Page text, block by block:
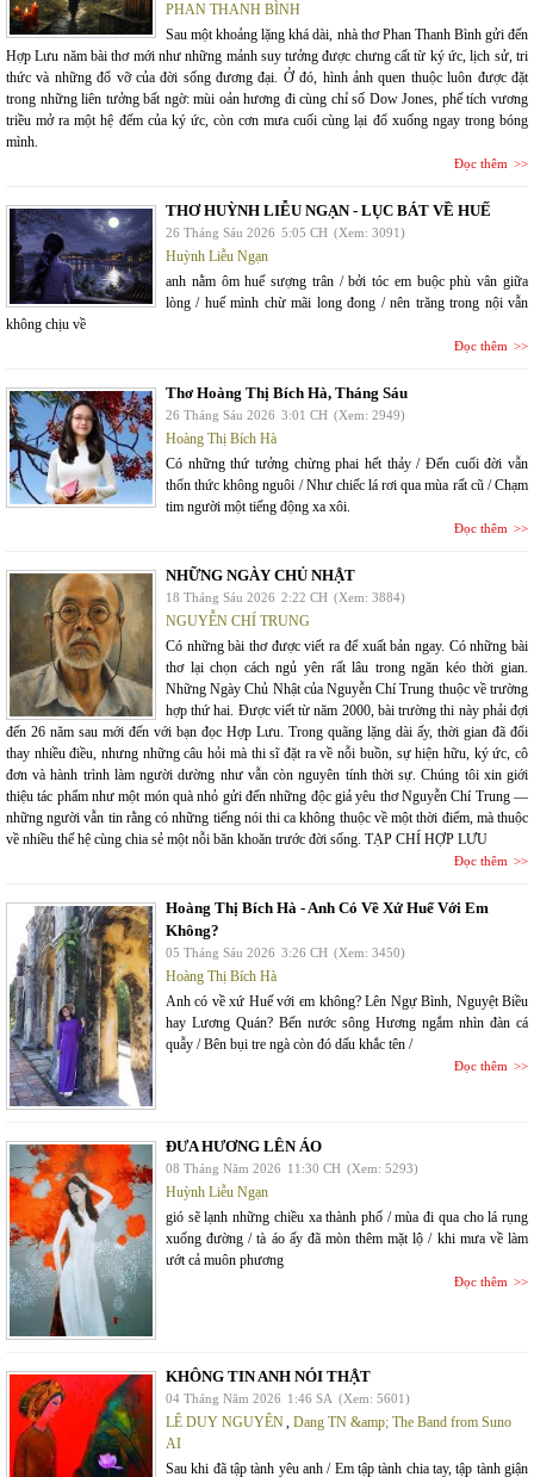
PHAN THANH BÌNH
Sau một khoảng lặng khá dài, nhà thơ Phan Thanh Bình gửi đến
Hợp Lưu năm bài thơ mới như những mảnh suy tưởng được chưng cất từ ký ức, lịch sử, tri
thức và những đổ vỡ của đời sống đương đại. Ở đó, hình ảnh quen thuộc luôn được đặt
trong những liên tưởng bất ngờ: mùi oản hương đi cùng chỉ số Dow Jones, phế tích vương
triều mở ra một hệ đếm của ký ức, còn cơn mưa cuối cùng lại đổ xuống ngay trong bóng
mình.
Đọc thêm
THƠ HUỲNH LIỄU NGẠN - LỤC BÁT VỀ HUẾ
26 Tháng Sáu 2026 5:05 CH (Xem: 3091)
Huỳnh Liễu Ngạn
anh nằm ôm huế sượng trân / bởi tóc em buộc phù vân giữa
lòng / huế mình chừ mãi long đong / nên trăng trong nội vẫn
không chịu về
Đọc thêm
Thơ Hoàng Thị Bích Hà, Tháng Sáu
26 Tháng Sáu 2026 3:01 CH (Xem: 2949)
Hoàng Thị Bích Hà
Có những thứ tưởng chừng phai hết thảy / Đến cuối đời vẫn
thổn thức không nguôi / Như chiếc lá rơi qua mùa rất cũ / Chạm
tim người một tiếng động xa xôi.
Đọc thêm
NHỮNG NGÀY CHỦ NHẬT
18 Tháng Sáu 2026 2:22 CH (Xem: 3884)
NGUYỄN CHÍ TRUNG
Có những bài thơ được viết ra để xuất bản ngay. Có những bài
thơ lại chọn cách ngủ yên rất lâu trong ngăn kéo thời gian.
Những Ngày Chủ Nhật của Nguyễn Chí Trung thuộc về trường
hợp thứ hai. Được viết từ năm 2000, bài trường thi này phải đợi
đến 26 năm sau mới đến với bạn đọc Hợp Lưu. Trong quãng lặng dài ấy, thời gian đã đổi
thay nhiều điều, nhưng những câu hỏi mà thi sĩ đặt ra về nỗi buồn, sự hiện hữu, ký ức, cô
đơn và hành trình làm người dường như vẫn còn nguyên tính thời sự. Chúng tôi xin giới
thiệu tác phẩm như một món quà nhỏ gửi đến những độc giả yêu thơ Nguyễn Chí Trung —
những người vẫn tin rằng có những tiếng nói thi ca không thuộc về một thời điểm, mà thuộc
về nhiều thế hệ cùng chia sẻ một nỗi băn khoăn trước đời sống. TẠP CHÍ HỢP LƯU
Đọc thêm
Hoàng Thị Bích Hà - Anh Có Về Xứ Huế Với Em
Không?
05 Tháng Sáu 2026 3:26 CH (Xem: 3450)
Hoàng Thị Bích Hà
Anh có về xứ Huế với em không? Lên Ngự Bình, Nguyệt Biều
hay Lương Quán? Bến nước sông Hương ngắm nhìn đàn cá
quẫy / Bên bụi tre ngà còn đó dấu khắc tên /
Đọc thêm
ĐƯA HƯƠNG LÊN ÁO
08 Tháng Năm 2026 11:30 CH (Xem: 5293)
Huỳnh Liễu Ngạn
gió sẽ lạnh những chiều xa thành phố / mùa đi qua cho lá rụng
xuống đường / tà áo ấy đã mòn thêm mặt lộ / khi mưa về làm
ướt cả muôn phương
Đọc thêm
KHÔNG TIN ANH NÓI THẬT
04 Tháng Năm 2026 1:46 SA (Xem: 5601)
LÊ DUY NGUYÊN, Dang TN &amp; The Band from Suno
AI
Sau khi đã tập tành yêu anh / Em tập tành chia tay, tập tành giận